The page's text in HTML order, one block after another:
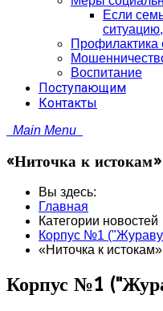
Если
Профилактика
Воспитание
Поступающим
Контакты
Main Menu
«Ниточка к истокам»
Вы здесь:
Главная
Категории новостей
Корпус №1
«Ниточка к истокам»
Корпус №1